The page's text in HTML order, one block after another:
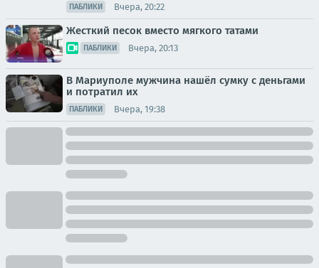
ПАБЛИКИ Вчера, 20:22
Жесткий песок вместо мягкого татами
ПАБЛИКИ Вчера, 20:13
В Мариуполе мужчина нашёл сумку с деньгами
и потратил их
ПАБЛИКИ Вчера, 19:38